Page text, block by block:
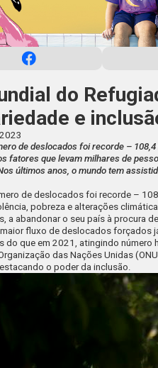
do
e
de deslocados foi recorde –
fatores que levam milhares de
últimos anos, o mundo tem
de deslocados foi recorde –
pobreza e alterações
a abandonar o seu país à procura
fluxo de deslocados forçados
do que em 2021, atingindo
das Nações Unidas
o poder da inclusão.